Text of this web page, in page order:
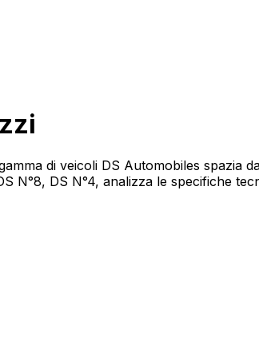
di veicoli DS Automobiles spazia
N°8, DS N°4, analizza le specifiche